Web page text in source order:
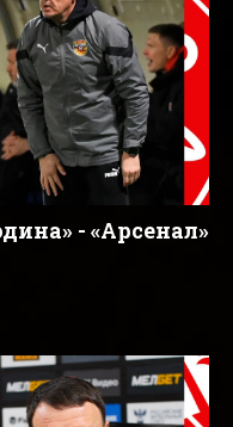
- «Арсенал»